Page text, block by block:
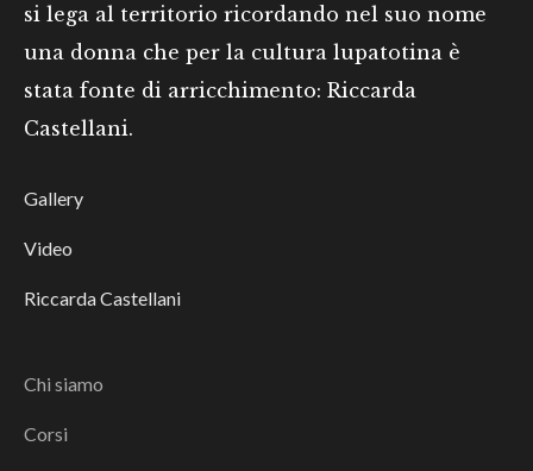
si lega al territorio ricordando nel suo nome
una donna che per la cultura lupatotina è
stata fonte di arricchimento: Riccarda
Castellani.
Gallery
Video
Riccarda Castellani
Chi siamo
Corsi